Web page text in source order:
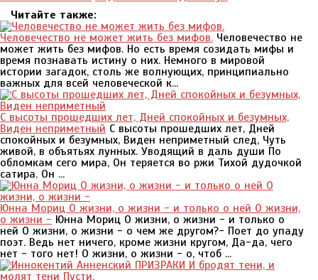
Читайте также:
Человечество не может жить без мифов. Человечество не
может жить без мифов. Но есть время созидать мифы и
время познавать истину о них. Немного в мировой
истории загадок, столь же волнующих, принципиально
важных для всей человеческой к...
С высоты прошедших лет, Дней спокойных и безумных,
Виден неприметный С высоты прошедших лет, Дней
спокойных и безумных, Виден неприметный след, Чуть
живой, в объятьях лунных. Уводящий в даль души По
обломкам сего мира, Он теряется во ржи Тихой дудочкой
сатира. Он ...
Юнна Мориц О жизни, о жизни - и только о ней О жизни,
о жизни - Юнна Мориц О жизни, о жизни - и только о
ней О жизни, о жизни - о чем же другом?- Поет до упаду
поэт. Ведь нет ничего, кроме жизни кругом, Да-да, чего
нет - того нет! О жизни, о жизни - о, чтоб ...